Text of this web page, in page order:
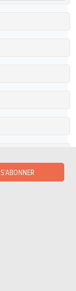
S'ABONNER